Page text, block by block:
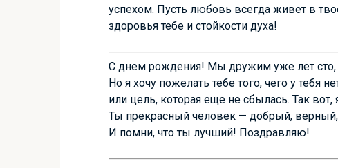
успехом. Пусть любовь всегда живет в
здоровья тебе и стойкости духа!
С днем рождения! Мы дружим уже лет сто,
Но я хочу пожелать тебе того, чего у тебя
или цель, которая еще не сбылась. Так
Ты прекрасный человек — добрый,
И помни, что ты лучший! Поздравляю!